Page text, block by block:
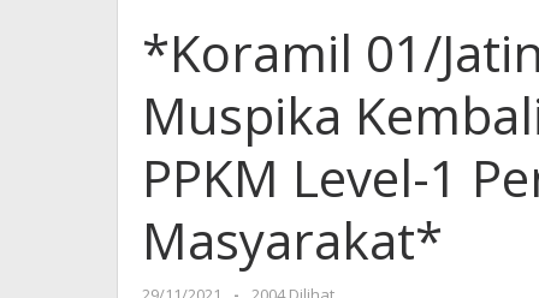
*Koramil 01/
Muspika
PPKM Level-1
Masyarakat*